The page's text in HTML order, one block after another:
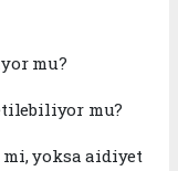
mu?
mu?
yoksa aidiyet